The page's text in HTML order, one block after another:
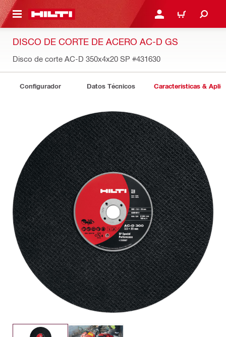
PRINCIPAL INICIE SESIÓN O
CARRITO
DISCO DE CORTE DE ACERO AC-D GS
Disco de corte AC-D 350x4x20 SP #431630
Configurador Datos Técnicos Características &